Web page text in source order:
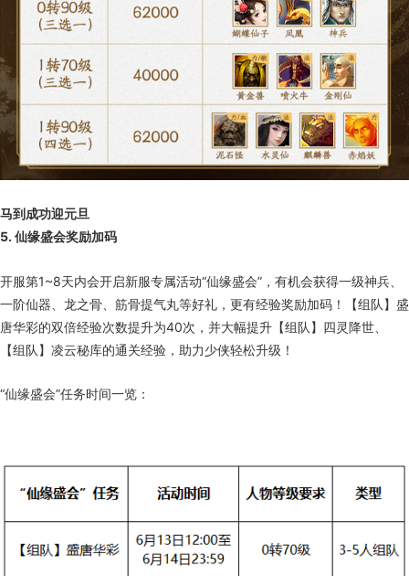
马到成功迎元旦
5. 仙缘盛会奖励加码
开服第1~8天内会开启新服专属活动“仙缘盛会”，有机会获得一级神兵、
一阶仙器、龙之骨、筋骨提气丸等好礼，更有经验奖励加码！【组队】盛
唐华彩的双倍经验次数提升为40次，并大幅提升【组队】四灵降世、
【组队】凌云秘库的通关经验，助力少侠轻松升级！
“仙缘盛会”任务时间一览：